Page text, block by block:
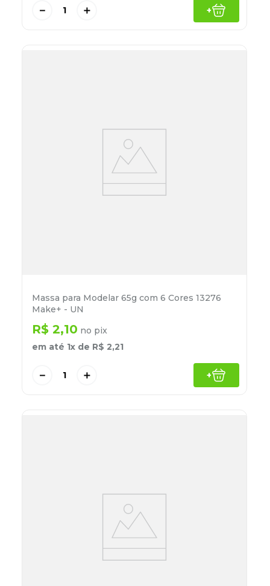
＋
－ +
Massa para Modelar 65g com 6 Cores 13276
Make+ - UN
R$ 2,10 no pix
em até 1x de R$ 2,21
＋
－ +